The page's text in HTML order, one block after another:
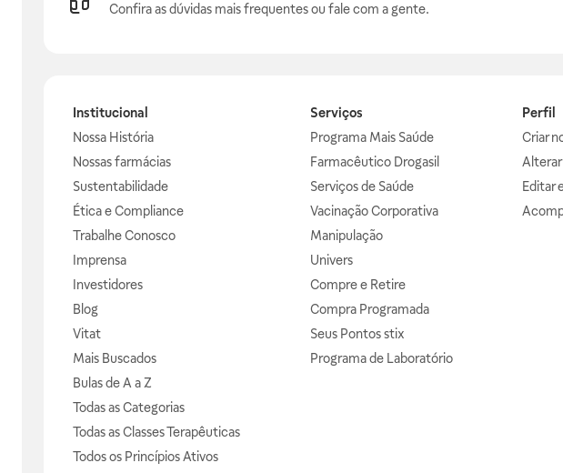
Confira as dúvidas mais frequentes ou fale com a gente.
Institucional
Nossa História
Nossas farmácias
Sustentabilidade
Ética e Compliance
Trabalhe Conosco
Imprensa
Investidores
Blog
Vitat
Mais Buscados
Bulas de A a Z
Todas as Categorias
Todas as Classes Terapêuticas
Todos os Princípios Ativos
Serviços
Programa Mais Saúde
Farmacêutico Drogasil
Serviços de Saúde
Vacinação Corporativa
Manipulação
Univers
Compre e Retire
Compra Programada
Seus Pontos stix
Programa de Laboratório
Perfil
Criar
Alterar
Editar